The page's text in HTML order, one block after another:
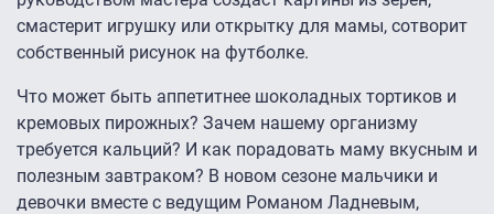
смастерит игрушку или открытку для мамы, сотворит
собственный рисунок на футболке.
Что может быть аппетитнее шоколадных тортиков и
кремовых пирожных? Зачем нашему организму
требуется кальций? И как порадовать маму вкусным и
полезным завтраком? В новом сезоне мальчики и
девочки вместе с ведущим Романом Ладневым,